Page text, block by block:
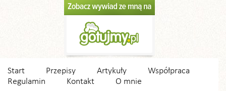
Start Przepisy Artykuły
Współpraca
Regulamin
Kontakt O mnie